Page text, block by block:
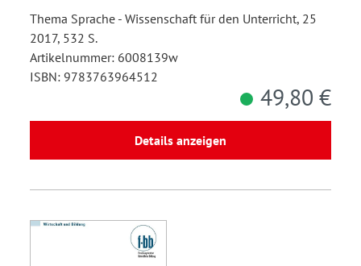
Thema Sprache - Wissenschaft für den Unterricht, 25
2017, 532 S.
Artikelnummer: 6008139w
ISBN: 9783763964512
49,80 €
Details anzeigen